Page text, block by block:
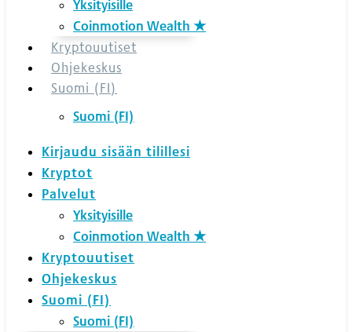
Yksityisille
Coinmotion Wealth ★
Kryptouutiset
Ohjekeskus
Suomi (FI)
Suomi (FI)
Kirjaudu sisään tilillesi
Kryptot
Palvelut
Yksityisille
Coinmotion Wealth ★
Kryptouutiset
Ohjekeskus
Suomi (FI)
Suomi (FI)